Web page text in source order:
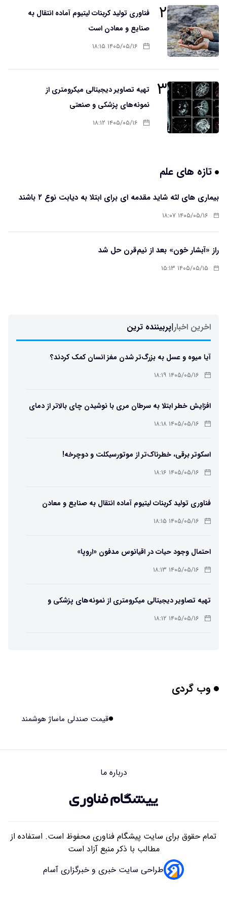
۲
فناوری تولید کربنات لیتیوم آماده انتقال به
صنایع و معادن است
۱۴۰۵/۰۵/۱۶ ۱۸:۱۵
۳
تهیه تصاویر دیجیتالی میکرومتری از
نمونه‌های پزشکی و صنعتی
۱۴۰۵/۰۵/۱۶ ۱۸:۱۲
تازه های علم
بیماری های لثه شاید مقدمه ای برای ابتلا به دیابت نوع ۲ باشند
۱۴۰۵/۰۵/۱۶ ۱۸:۰۷
راز «آبشار خون» بعد از نیم‌قرن حل شد
۱۴۰۵/۰۵/۱۵ ۱۵:۱۳
اخرین اخبار|پربیننده ترین
آیا میوه و عسل به بزرگ‌تر شدن مغز انسان کمک کردند؟
۱۴۰۵/۰۵/۱۶ ۱۸:۱۹
افزایش خطر ابتلا به سرطان مری با نوشیدن چای بالاتر از دمای
۶۵ درجه ۱۴۰۵/۰۵/۱۶ ۱۸:۱۸
اسکوتر برقی، خطرناک‌تر از موتورسیکلت و دوچرخه!
۱۴۰۵/۰۵/۱۶ ۱۸:۱۶
فناوری تولید کربنات لیتیوم آماده انتقال به صنایع و معادن
است۱۴۰۵/۰۵/۱۶ ۱۸:۱۵
احتمال وجود حیات در اقیانوس مدفون «اروپا»
۱۴۰۵/۰۵/۱۶ ۱۸:۱۳
تهیه تصاویر دیجیتالی میکرومتری از نمونه‌های پزشکی و
صنعتی۱۴۰۵/۰۵/۱۶ ۱۸:۱۲
بلندگو سقفی توکار یا روکار؟ راهنمای کامل مقایسه، مزایا،
وب گردی
قیمت صندلی ماساژ هوشمند
درباره ما
تمام حقوق برای سایت پیشگام فناوری محفوظ است. استفاده از
مطالب با ذکر منبع آزاد است
طراحی سایت خبری و خبرگزاری آسام